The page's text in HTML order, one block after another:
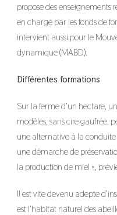
propose des enseignements
en charge par les fonds de
intervient aussi pour le
dynamique (MABD).
Différentes formations
Sur la ferme d’un hectare,
modèles, sans cire gaufrée,
une alternative à la
une démarche de
la production de miel »,
Il est vite devenu adepte
est l’habitat naturel des